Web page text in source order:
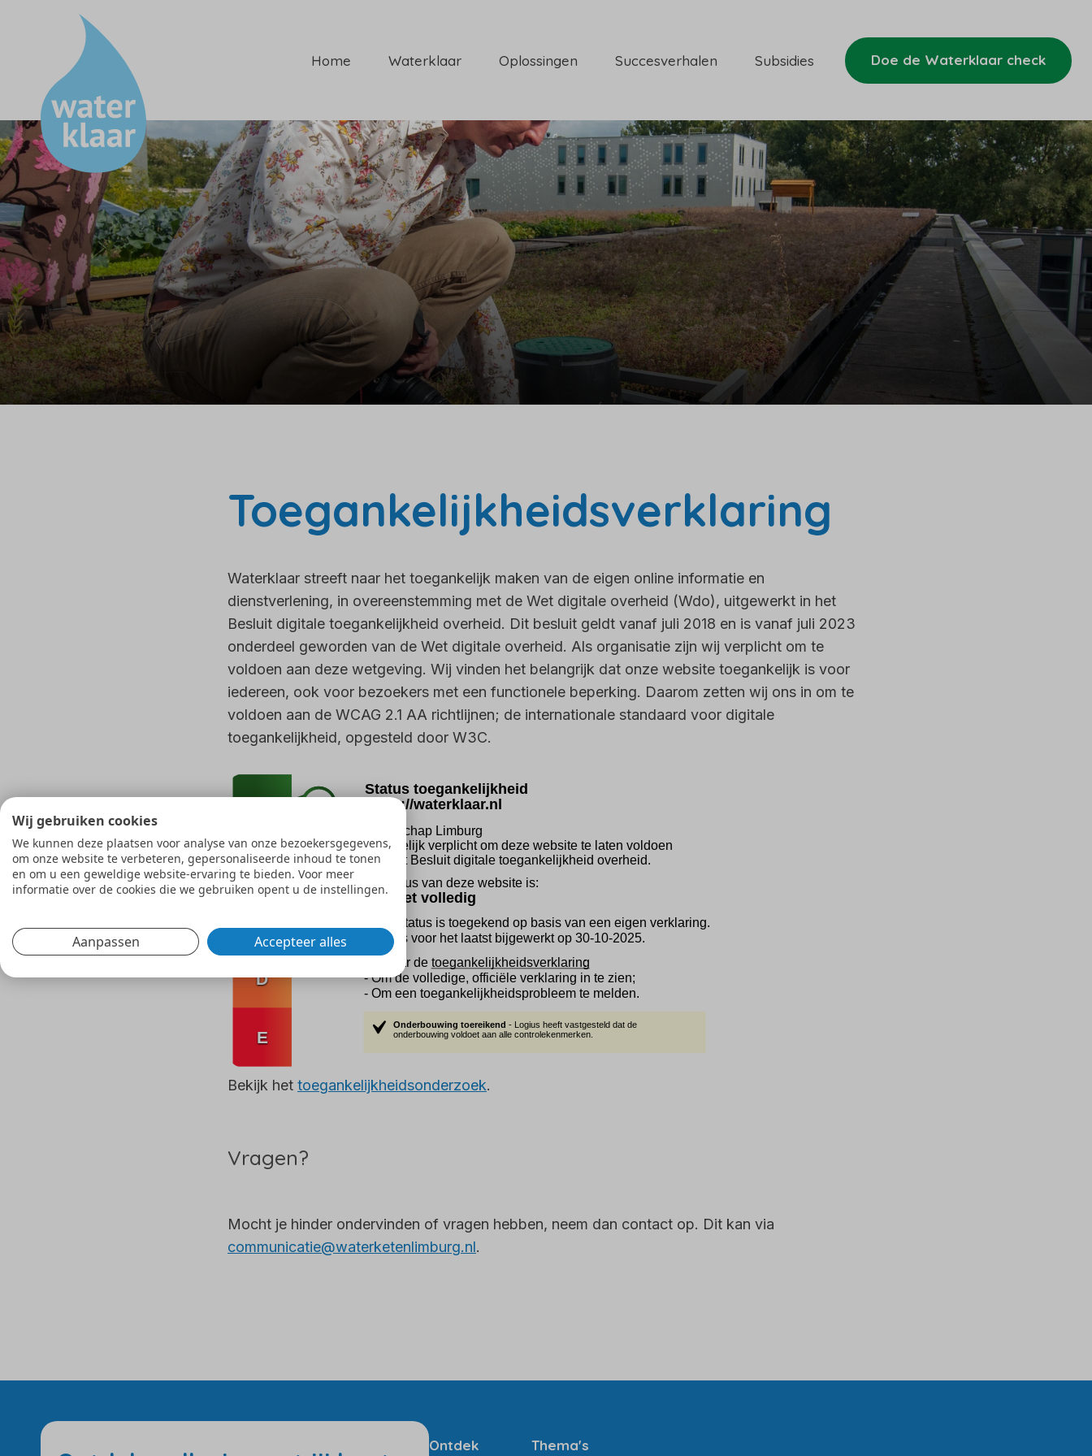
Home Waterklaar Oplossingen Succesverhalen Subsidies Doe de Waterklaar check
Toegankelijkheidsverklaring
Toegankelijkheidsverklaring
Waterklaar streeft naar het toegankelijk maken van de eigen online informatie en
dienstverlening, in overeenstemming met de Wet digitale overheid (Wdo), uitgewerkt in het
Besluit digitale toegankelijkheid overheid. Dit besluit geldt vanaf juli 2018 en is vanaf juli 2023
onderdeel geworden van de Wet digitale overheid. Als organisatie zijn wij verplicht om te
voldoen aan deze wetgeving. Wij vinden het belangrijk dat onze website toegankelijk is voor
iedereen, ook voor bezoekers met een functionele beperking. Daarom zetten wij ons in om te
voldoen aan de WCAG 2.1 AA richtlijnen; de internationale standaard voor digitale
toegankelijkheid, opgesteld door W3C.
Bekijk het toegankelijkheidsonderzoek.
Vragen?
Mocht je hinder ondervinden of vragen hebben, neem dan contact op. Dit kan via
communicatie@waterketenlimburg.nl.
Ontdek Thema's
Wij gebruiken cookies
We kunnen deze plaatsen voor analyse van onze bezoekersgegevens,
om onze website te verbeteren, gepersonaliseerde inhoud te tonen
en om u een geweldige website-ervaring te bieden. Voor meer
informatie over de cookies die we gebruiken opent u de instellingen.
Aanpassen Accepteer alles